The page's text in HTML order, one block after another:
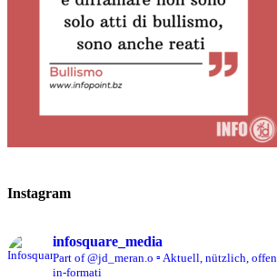
Instagram
infosquare_media
Part of @jd_meran.o ▫️ Aktuell, nützlich, offen
in-formati